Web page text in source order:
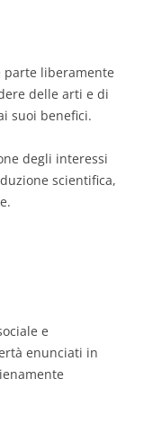
liberamente
delle arti e di
suoi benefici.
degli interessi
scientifica,
e
enunciati in